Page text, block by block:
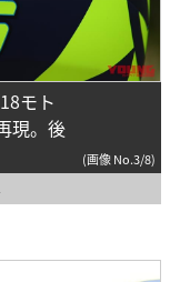
モト
現。後
(画像 No.3/8)